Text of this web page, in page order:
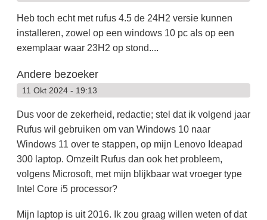
Heb toch echt met rufus 4.5 de 24H2 versie kunnen
installeren, zowel op een windows 10 pc als op een
exemplaar waar 23H2 op stond....
Andere bezoeker
11 Okt 2024 - 19:13
Dus voor de zekerheid, redactie; stel dat ik volgend jaar
Rufus wil gebruiken om van Windows 10 naar
Windows 11 over te stappen, op mijn Lenovo Ideapad
300 laptop. Omzeilt Rufus dan ook het probleem,
volgens Microsoft, met mijn blijkbaar wat vroeger type
Intel Core i5 processor?
Mijn laptop is uit 2016. Ik zou graag willen weten of dat